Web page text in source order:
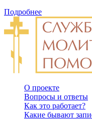
Подробнее
О проекте
Вопросы и ответы
Как это работает?
Какие бывают